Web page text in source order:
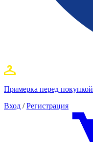
Примерка перед покупкой
Вход / Регистрация